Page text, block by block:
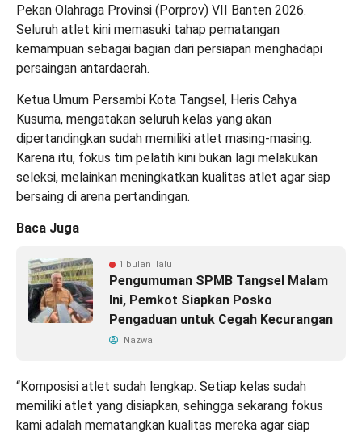
Pekan Olahraga Provinsi (Porprov) VII Banten 2026.
Seluruh atlet kini memasuki tahap pematangan
kemampuan sebagai bagian dari persiapan menghadapi
persaingan antardaerah.
Ketua Umum Persambi Kota Tangsel, Heris Cahya
Kusuma, mengatakan seluruh kelas yang akan
dipertandingkan sudah memiliki atlet masing-masing.
Karena itu, fokus tim pelatih kini bukan lagi melakukan
seleksi, melainkan meningkatkan kualitas atlet agar siap
bersaing di arena pertandingan.
Baca Juga
1 bulan lalu
Pengumuman SPMB Tangsel Malam
Ini, Pemkot Siapkan Posko
Pengaduan untuk Cegah Kecurangan
Nazwa
“Komposisi atlet sudah lengkap. Setiap kelas sudah
memiliki atlet yang disiapkan, sehingga sekarang fokus
kami adalah mematangkan kualitas mereka agar siap